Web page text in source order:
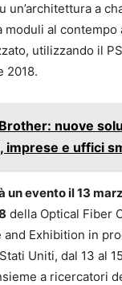
un’architettura a
moduli al contempo
utilizzando il
2018.
Brother: nuove
imprese e uffici
un evento il 13
della Optical Fiber
and Exhibition in
Uniti, dal 13 al
a ricercatori